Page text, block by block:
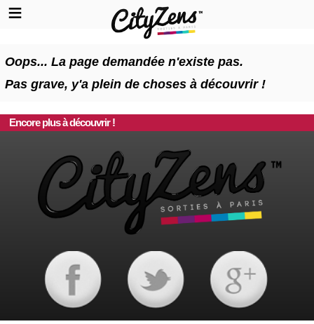
Oops... La page demandée n'existe pas.
Pas grave, y'a plein de choses à découvrir !
Encore plus à découvrir !